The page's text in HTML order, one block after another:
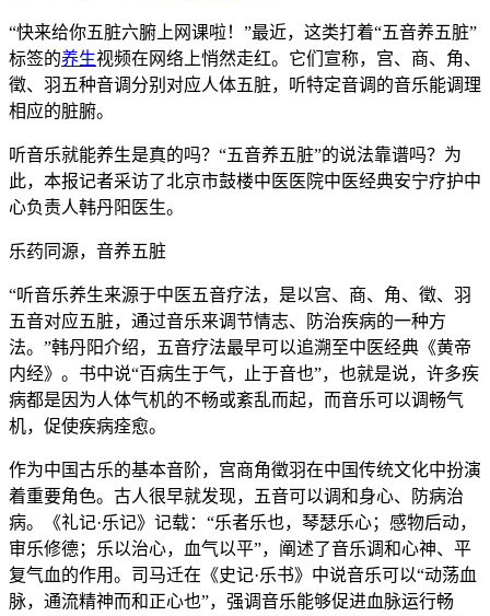
“快来给你五脏六腑上网课啦！”最近，这类打着“五音养五脏”
标签的养生视频在网络上悄然走红。它们宣称，宫、商、角、
徵、羽五种音调分别对应人体五脏，听特定音调的音乐能调理
相应的脏腑。
听音乐就能养生是真的吗？“五音养五脏”的说法靠谱吗？为
此，本报记者采访了北京市鼓楼中医医院中医经典安宁疗护中
心负责人韩丹阳医生。
乐药同源，音养五脏
“听音乐养生来源于中医五音疗法，是以宫、商、角、徵、羽
五音对应五脏，通过音乐来调节情志、防治疾病的一种方
法。”韩丹阳介绍，五音疗法最早可以追溯至中医经典《黄帝
内经》。书中说“百病生于气，止于音也”，也就是说，许多疾
病都是因为人体气机的不畅或紊乱而起，而音乐可以调畅气
机，促使疾病痊愈。
作为中国古乐的基本音阶，宫商角徵羽在中国传统文化中扮演
着重要角色。古人很早就发现，五音可以调和身心、防病治
病。《礼记·乐记》记载：“乐者乐也，琴瑟乐心；感物后动，
审乐修德；乐以治心，血气以平”，阐述了音乐调和心神、平
复气血的作用。司马迁在《史记·乐书》中说音乐可以“动荡血
脉，通流精神而和正心也”，强调音乐能够促进血脉运行畅